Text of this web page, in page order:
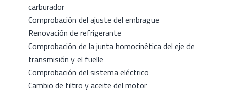
carburador
Comprobación del ajuste del embrague
Renovación de refrigerante
Comprobación de la junta homocinética del eje de
transmisión y el fuelle
Comprobación del sistema eléctrico
Cambio de filtro y aceite del motor